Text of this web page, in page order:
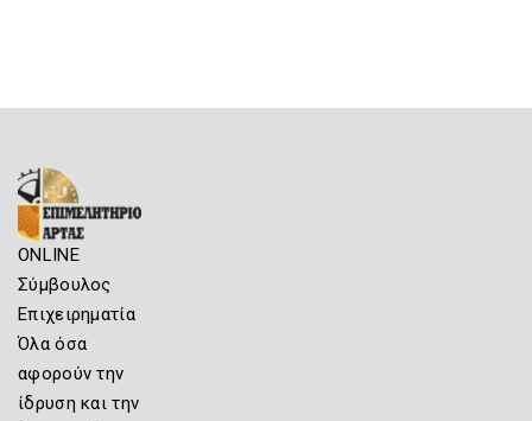
ONLINE
Σύμβουλος
Επιχειρηματία
Όλα όσα
αφορούν την
ίδρυση και την